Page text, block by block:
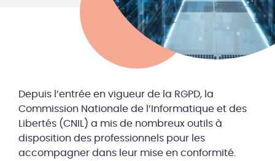
Depuis l’entrée en vigueur de la RGPD, la
Commission Nationale de l’Informatique et des
Libertés (CNIL) a mis de nombreux outils à
disposition des professionnels pour les
accompagner dans leur mise en conformité.